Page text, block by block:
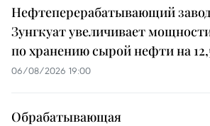
Нефтеперерабатывающий завод
Зунгкуат увеличивает
по хранению сырой нефти на
06/08/2026 19:00
Обрабатывающая